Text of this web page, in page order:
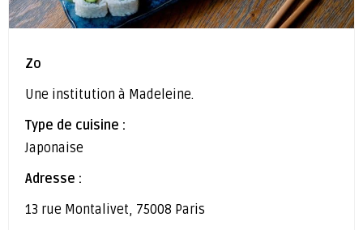
Zo
Une institution à Madeleine.
Type de cuisine :
Japonaise
Adresse :
13 rue Montalivet, 75008 Paris